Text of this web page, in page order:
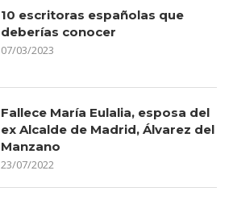
10 escritoras españolas que
deberías conocer
07/03/2023
Fallece María Eulalia, esposa del
ex Alcalde de Madrid, Álvarez del
Manzano
23/07/2022